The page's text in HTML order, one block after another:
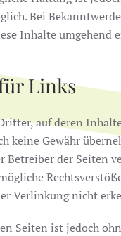
Bei
Inhalte umgehend
Links
auf deren
keine Gewähr
der Seiten
Verlinkung nicht
Seiten ist jedoch